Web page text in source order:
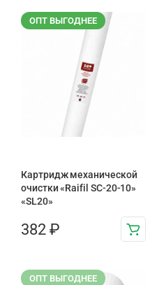
ОПТ ВЫГОДНЕЕ
Картридж механической
очистки «Raifil SC-20-10»
«SL20»
382 ₽
ОПТ ВЫГОДНЕЕ